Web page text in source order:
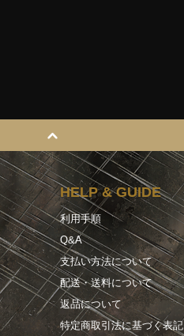
HELP & GUIDE
利用手順
Q&A
支払い方法について
配送・送料について
返品について
特定商取引法に基づく表記